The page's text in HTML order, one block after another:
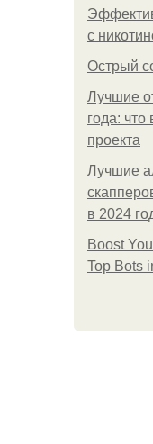
с
Острый
Лучшие
года: что
проекта
Лучшие
в 2024
Boost
Top Bots